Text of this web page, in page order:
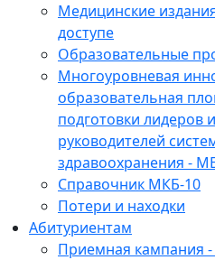
Медицинские
доступе
Образовательные
Многоуровневая
образовательная
подготовки лидеров и
руководителей
здравоохранения -
Справочник МКБ-10
Потери и находки
Абитуриентам
Приемная кампания -